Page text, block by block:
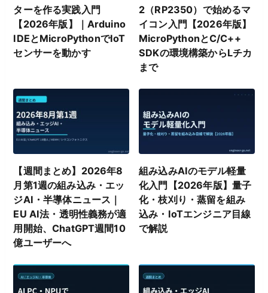
ターを作る実践入門
【2026年版】｜Arduino
IDEとMicroPythonでIoT
センサーを動かす
2（RP2350）で始めるマ
イコン入門【2026年版】
MicroPythonとC/C++
SDKの環境構築からLチカ
まで
【週間まとめ】2026年8
月第1週の組み込み・エッ
ジAI・半導体ニュース｜
EU AI法・透明性義務が適
用開始、ChatGPT週間10
億ユーザーへ
組み込みAIのモデル軽量
化入門【2026年版】量子
化・枝刈り・蒸留を組み
込み・IoTエンジニア目線
で解説